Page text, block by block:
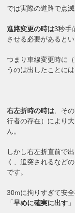
では実際の道路で点
進路変更の時は3秒手
させる必要があると
つまり車線変更時に
うのは出したことに
右左折時の時は 、そ
行者の存在）により
ん。
しかし右左折直前で
く、追突されるなど
です。
30mに拘りすぎて安
「早めに確実に出す